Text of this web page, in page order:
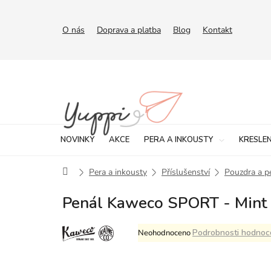
O nás Doprava a platba Blog Kontakt
NOVINKY AKCE PERA A INKOUSTY
DomůPera a inkousty Příslušenství Pouzdra a
Penál Kaweco SPORT - Mint
Průměrné
hodnocení
NeohodnocenoPodrobnosti